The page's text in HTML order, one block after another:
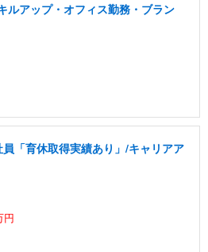
ルアップ・オフィス勤務・ブラン
「育休取得実績あり」/キャリアア
円